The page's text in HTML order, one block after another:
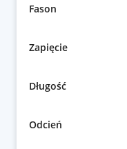
Fason
Zapięcie
Długość
Odcień